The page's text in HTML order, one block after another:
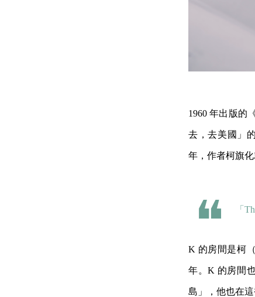
1960 年出版的
去，去美國」
年，作者柯旗
「
K 的房間是柯
年。K 的房間
島」，他也在這